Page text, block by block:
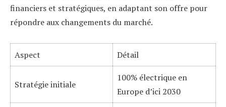
financiers et stratégiques, en adaptant son offre pour
répondre aux changements du marché.
Aspect Détail
Stratégie initiale
100% électrique en
Europe d’ici 2030